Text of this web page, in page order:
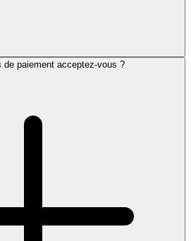
de paiement acceptez-vous ?